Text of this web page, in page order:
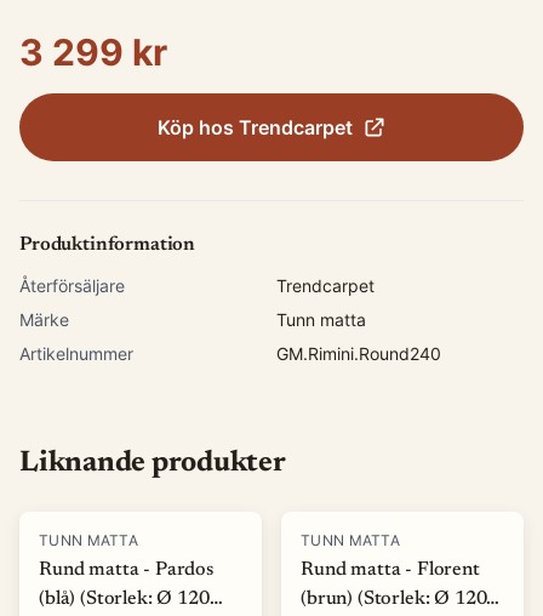
3 299 kr
Köp hos Trendcarpet
Produktinformation
Återförsäljare
Trendcarpet
Märke
Tunn matta
Artikelnummer
GM.Rimini.Round240
Liknande produkter
TUNN MATTA
Rund matta - Pardos
(blå) (Storlek: Ø 120
TUNN MATTA
Rund matta - Florent
(brun) (Storlek: Ø 120